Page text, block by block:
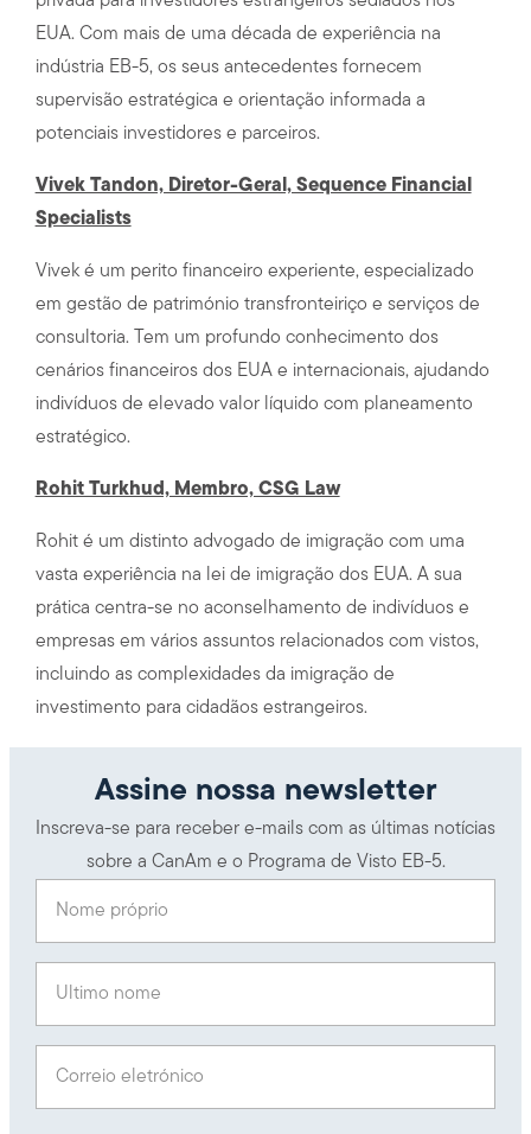
EUA. Com mais de uma década de experiência na
indústria EB-5, os seus antecedentes fornecem
supervisão estratégica e orientação informada a
potenciais investidores e parceiros.
Vivek Tandon, Diretor-Geral, Sequence Financial
Specialists
Vivek é um perito financeiro experiente, especializado
em gestão de património transfronteiriço e serviços de
consultoria. Tem um profundo conhecimento dos
cenários financeiros dos EUA e internacionais, ajudando
indivíduos de elevado valor líquido com planeamento
estratégico.
Rohit Turkhud, Membro, CSG Law
Rohit é um distinto advogado de imigração com uma
vasta experiência na lei de imigração dos EUA. A sua
prática centra-se no aconselhamento de indivíduos e
empresas em vários assuntos relacionados com vistos,
incluindo as complexidades da imigração de
investimento para cidadãos estrangeiros.
Assine nossa newsletter
Inscreva-se para receber e-mails com as últimas notícias
sobre a CanAm e o Programa de Visto EB-5.